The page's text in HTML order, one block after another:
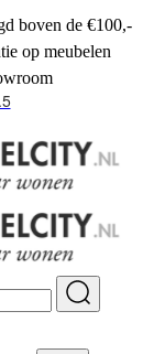
boven de €100,-
op meubelen